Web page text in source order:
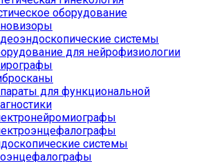
оборудование
системы
для нейрофизиологии
для функциональной
системы